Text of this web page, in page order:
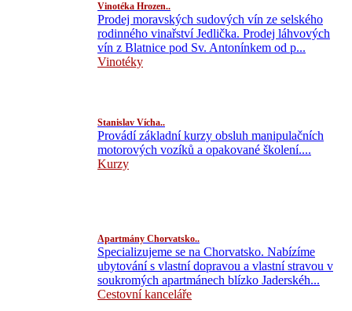
Vinotéka Hrozen..
Prodej moravských sudových vín ze selského
rodinného vinařství Jedlička. Prodej láhvových
vín z Blatnice pod Sv. Antonínkem od p...
Vinotéky
Stanislav Vícha..
Provádí základní kurzy obsluh manipulačních
motorových vozíků a opakované školení....
Kurzy
Apartmány Chorvatsko..
Specializujeme se na Chorvatsko. Nabízíme
ubytování s vlastní dopravou a vlastní stravou v
soukromých apartmánech blízko Jaderskéh...
Cestovní kanceláře